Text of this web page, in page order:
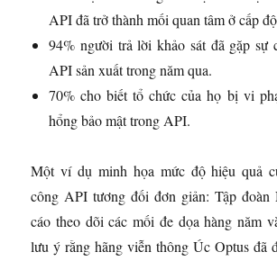
API đã trở thành mối quan tâm ở cấp
94% người trả lời khảo sát đã gặp sự
API sản xuất trong năm qua.
70% cho biết tổ chức của họ bị vi
hổng bảo mật trong API.
Một ví dụ minh họa mức độ hiệu quả
công API tương đối đơn giản: Tập đoàn
cáo theo dõi các mối đe dọa hàng năm
lưu ý rằng hãng viễn thông Úc Optus đã